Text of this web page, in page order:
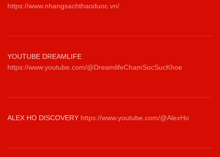
https://www.nhangsachthaoduoc.vn/
YOUTUBE DREAMLIFE
https://www.youtube.com/@DreamlifeChamSocSucKhoe
ALEX HO DISCOVERY https://www.youtube.com/@AlexHo